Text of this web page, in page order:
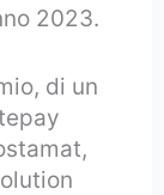
2023.
di un